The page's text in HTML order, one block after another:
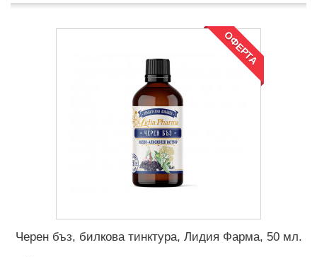
ОФЕРТА
Черен бъз, билкова тинктура, Лидия Фарма, 50 мл.